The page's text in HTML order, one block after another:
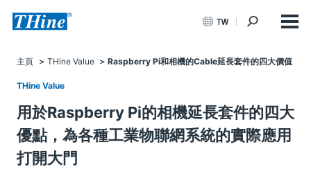
TW
主頁 THine Value Raspberry Pi和相機的Cable延長套件的四大價值
THine Value
用於Raspberry Pi的相機延長套件的四大
優點，為各種工業物聯網系統的實際應用
打開大門